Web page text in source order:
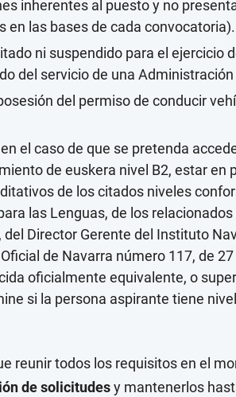
inherentes al puesto y no
en las bases de cada convocatoria).
ni suspendido para el ejercicio
del servicio de una
del permiso de conducir
en el caso de que se pretenda
de euskera nivel B2, estar en
de los citados niveles
las Lenguas, de los
Director Gerente del Instituto
de Navarra número 117, de
oficialmente equivalente, o
si la persona aspirante tiene
reunir todos los requisitos en el
de solicitudesy mantenerlos